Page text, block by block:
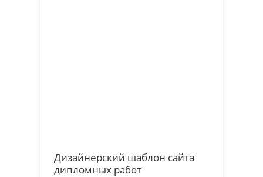
Дизайнерский шаблон сайта
дипломных работ